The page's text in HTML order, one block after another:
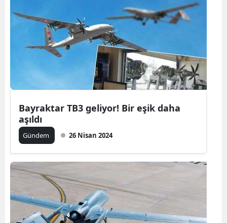
Bayraktar TB3 geliyor! Bir eşik daha
aşıldı
Gündem 26 Nisan 2024